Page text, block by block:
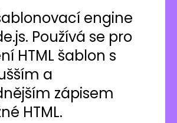
engine
Používá se pro
HTML šablon s
a
zápisem
HTML.